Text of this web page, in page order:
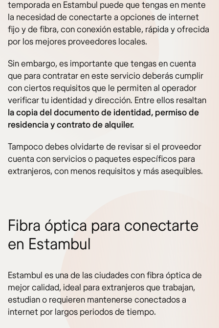
temporada en Estambul puede que tengas en mente
la necesidad de conectarte a opciones de internet
fijo y de fibra, con conexión estable, rápida y ofrecida
por los mejores proveedores locales.
Sin embargo, es importante que tengas en cuenta
que para contratar en este servicio deberás cumplir
con ciertos requisitos que le permiten al operador
verificar tu identidad y dirección. Entre ellos resaltan
la copia del documento de identidad, permiso de
residencia y contrato de alquiler.
Tampoco debes olvidarte de revisar si el proveedor
cuenta con servicios o paquetes específicos para
extranjeros, con menos requisitos y más asequibles.
Fibra óptica para conectarte
en Estambul
Estambul es una de las ciudades con fibra óptica de
mejor calidad, ideal para extranjeros que trabajan,
estudian o requieren mantenerse conectados a
internet por largos periodos de tiempo.